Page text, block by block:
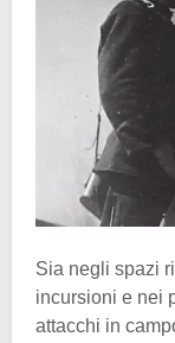
Sia negli spazi
incursioni e nei
attacchi in